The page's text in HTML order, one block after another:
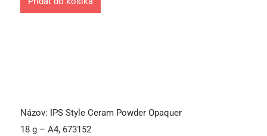
Názov: IPS Style Ceram Powder Opaquer
18 g – A4, 673152